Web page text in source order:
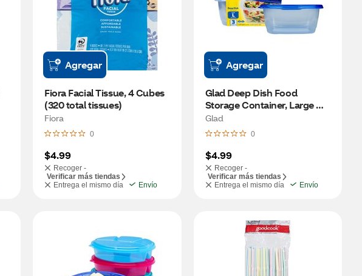
Agregar
Fiora Facial Tissue, 4 Cubes
(320 total tissues)
Fiora
0
$4.99
Recoger -
Verificar más tiendas
Entrega el mismo día
Envío
Agregar
Glad Deep Dish Food
Storage Container, Large
Rectangle, 3 ct
Glad
0
$4.99
Recoger -
Verificar más tiendas
Entrega el mismo día
Envío